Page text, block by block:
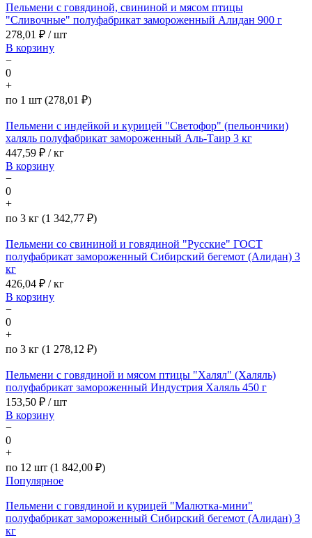
Пельмени с говядиной, свининой и мясом птицы
"Сливочные" полуфабрикат замороженный Алидан 900 г
278,01 ₽ / шт
В корзину
−
0
+
по 1 шт (278,01 ₽)
Пельмени с индейкой и курицей "Светофор" (пельончики)
халяль полуфабрикат замороженный Аль-Таир 3 кг
447,59 ₽ / кг
В корзину
−
0
+
по 3 кг (1 342,77 ₽)
Пельмени со свининой и говядиной "Русские" ГОСТ
полуфабрикат замороженный Сибирский бегемот (Алидан) 3
кг
426,04 ₽ / кг
В корзину
−
0
+
по 3 кг (1 278,12 ₽)
Пельмени с говядиной и мясом птицы "Халял" (Халяль)
полуфабрикат замороженный Индустрия Халяль 450 г
153,50 ₽ / шт
В корзину
−
0
+
по 12 шт (1 842,00 ₽)
Популярное
Пельмени с говядиной и курицей "Малютка-мини"
полуфабрикат замороженный Сибирский бегемот (Алидан) 3
кг